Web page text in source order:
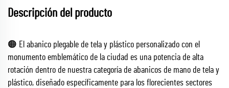
Descripción del producto
🟠 El abanico plegable de tela y plástico personalizado con el
monumento emblemático de la ciudad es una potencia de alta
rotación dentro de nuestra categoría de abanicos de mano de tela y
plástico, diseñado específicamente para los florecientes sectores